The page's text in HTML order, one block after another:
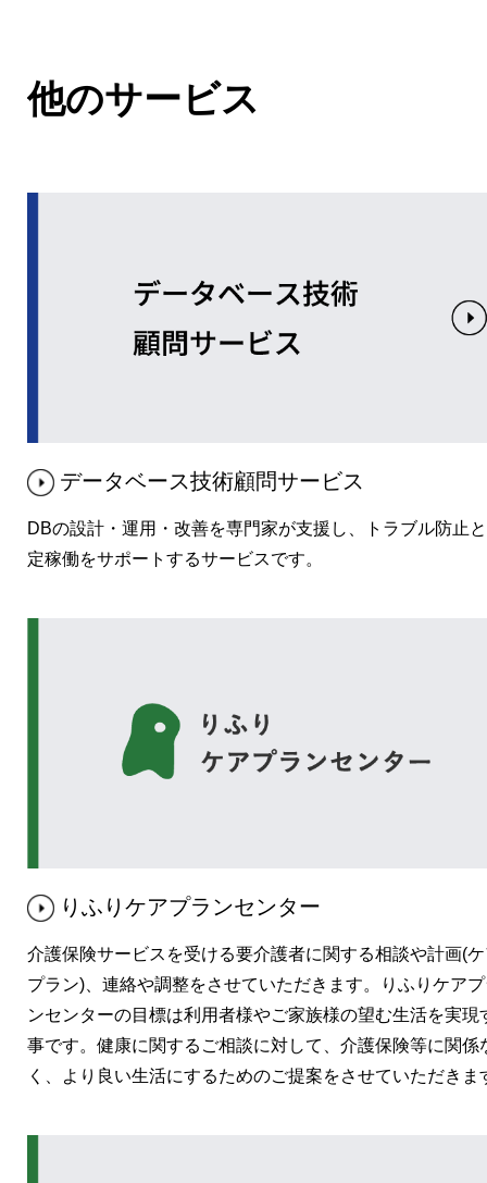
他のサービス
データベース技術顧問サービス
DBの設計・運用・改善を専門家が支援し、トラブル防止
定稼働をサポートするサービスです。
りふりケアプランセンター
介護保険サービスを受ける要介護者に関する相談や計画(
プラン)、連絡や調整をさせていただきます。りふりケア
ンセンターの目標は利用者様やご家族様の望む生活を実現
事です。健康に関するご相談に対して、介護保険等に関係
く、より良い生活にするためのご提案をさせていただきま